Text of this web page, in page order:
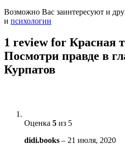
Возможно Вас заинтересуют и
и психологии
1 review for Красная
Посмотри правде в
Курпатов
Оценка 5 из 5
didi.books – 21 июля, 2020